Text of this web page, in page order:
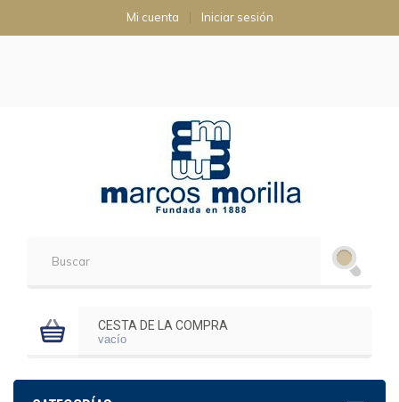
Mi cuenta Iniciar sesión
CESTA DE LA COMPRA
vacío